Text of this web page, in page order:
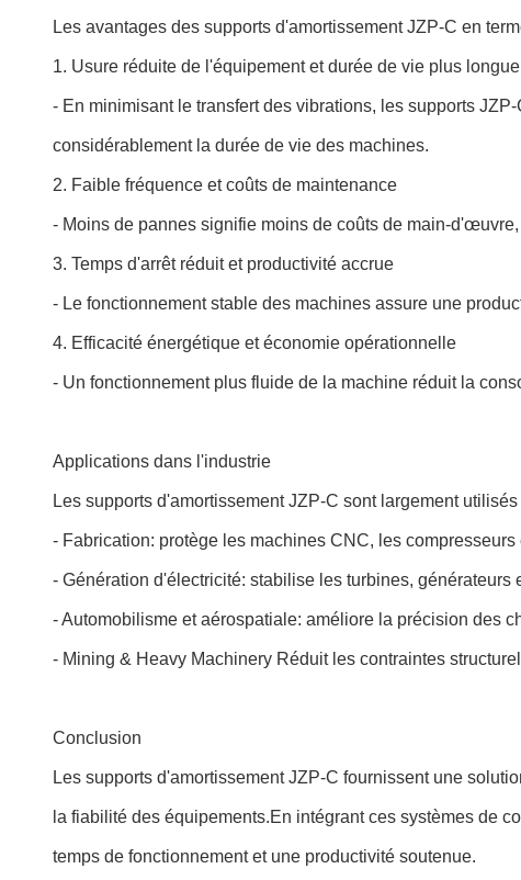
Les avantages des supports d'amortissement JZP-C en
1. Usure réduite de l'équipement et durée de vie plus longue
- En minimisant le transfert des vibrations, les supports
considérablement la durée de vie des machines.
2. Faible fréquence et coûts de maintenance
- Moins de pannes signifie moins de coûts de main-
3. Temps d'arrêt réduit et productivité accrue
- Le fonctionnement stable des machines assure une
4. Efficacité énergétique et économie opérationnelle
- Un fonctionnement plus fluide de la machine réduit la
Applications dans l'industrie
Les supports d'amortissement JZP-C sont largement utilisés
- Fabrication: protège les machines CNC, les
- Génération d'électricité: stabilise les turbines, générateurs
- Automobilisme et aérospatiale: améliore la précision des
- Mining & Heavy Machinery Réduit les contraintes
Conclusion
Les supports d'amortissement JZP-C fournissent une
la fiabilité des équipements.En intégrant ces systèmes de
temps de fonctionnement et une productivité soutenue.